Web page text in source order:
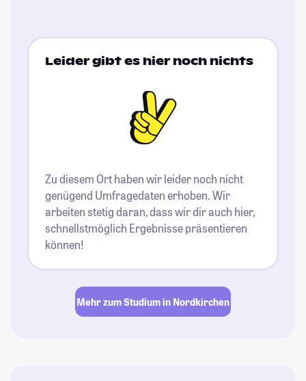
Leider gibt es hier noch nichts
Zu diesem Ort haben wir leider noch nicht
genügend Umfragedaten erhoben. Wir
arbeiten stetig daran, dass wir dir auch hier,
schnellstmöglich Ergebnisse präsentieren
können!
Mehr zum Studium in Nordkirchen